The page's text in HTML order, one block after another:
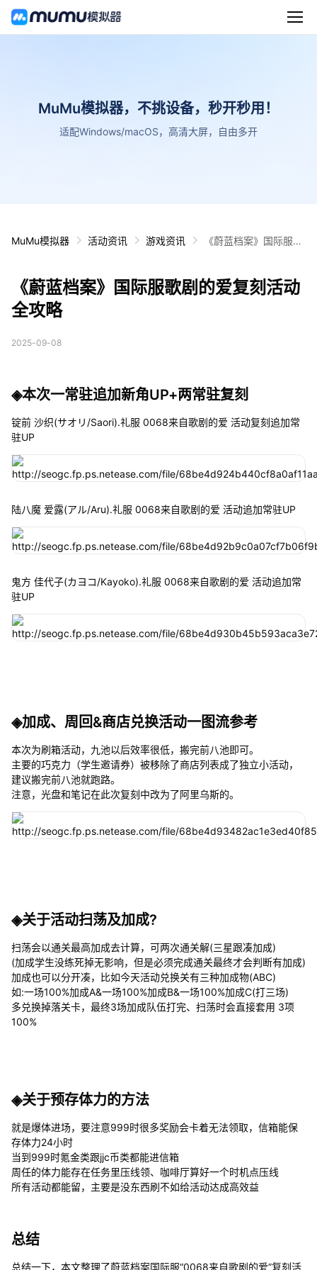
MuMu模拟器，不挑设备，秒开秒用！
适配Windows/macOS，高清大屏，自由多开
MuMu模拟器 活动资讯 游戏资讯
《蔚蓝档案》国际服歌
《蔚蓝档案》国际服歌剧的爱复刻活动
全攻略
2025-09-08
◈本次一常驻追加新角UP+两常驻复刻
锭前 沙织(サオリ/Saori).礼服 0068来自歌剧的爱 活动复刻追加常
驻UP
陆八魔 爱露(アル/Aru).礼服 0068来自歌剧的爱 活动追加常驻UP
鬼方 佳代子(カヨコ/Kayoko).礼服 0068来自歌剧的爱 活动追加常
驻UP
◈加成、周回&商店兑换活动一图流参考
本次为刷箱活动，九池以后效率很低，搬完前八池即可。
主要的巧克力（学生邀请券）被移除了商店列表成了独立小活动，
建议搬完前八池就跑路。
注意，光盘和笔记在此次复刻中改为了阿里乌斯的。
◈关于活动扫荡及加成?
扫荡会以通关最高加成去计算，可两次通关解(三星跟凑加成)
(加成学生没练死掉无影响，但是必须完成通关最终才会判断有加成)
加成也可以分开凑，比如今天活动兑换关有三种加成物(ABC)
如:一场100%加成A&一场100%加成B&一场100%加成C(打三场)
多兑换掉落关卡，最终3场加成队伍打完、扫荡时会直接套用 3项
100%
◈关于预存体力的方法
就是爆体进场，要注意999时很多奖励会卡着无法领取，信箱能保
存体力24小时
当到999时氪金类跟jjc币类都能进信箱
周任的体力能存在任务里压线领、咖啡厅算好一个时机点压线
所有活动都能留，主要是没东西刷不如给活动达成高效益
总结
总结一下，本文整理了蔚蓝档案国际服“0068来自歌剧的爱”复刻活